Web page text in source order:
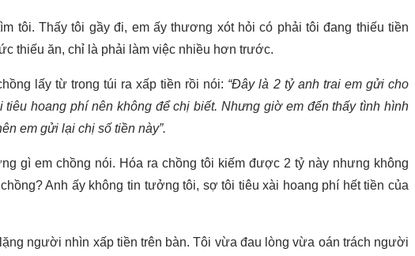
tôi. Thấy tôi gầy đi, em ấy thương xót hỏi có phải tôi đang thiếu tiền
thiếu ăn, chỉ là phải làm việc nhiều hơn trước.
lấy từ trong túi ra xấp tiền rồi nói: “Đây là 2 tỷ anh trai em gửi cho
hoang phí nên không để chị biết. Nhưng giờ em đến thấy tình hình
em gửi lại chị số tiền này”.
gì em chồng nói. Hóa ra chồng tôi kiếm được 2 tỷ này nhưng không
Anh ấy không tin tưởng tôi, sợ tôi tiêu xài hoang phí hết tiền của
người nhìn xấp tiền trên bàn. Tôi vừa đau lòng vừa oán trách người